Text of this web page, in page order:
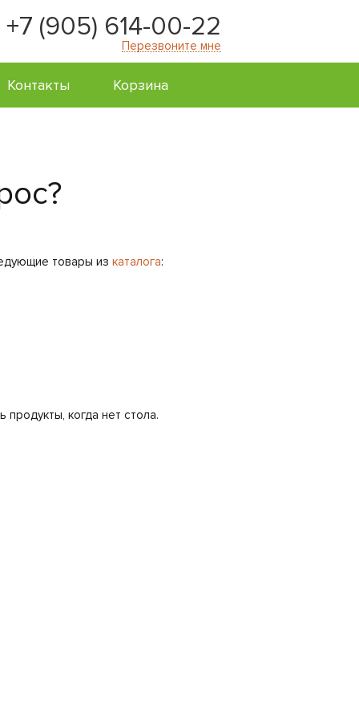
+7 (905) 614-00-22
Перезвоните мне
Контакты Корзина
товары из каталога:
когда нет стола.